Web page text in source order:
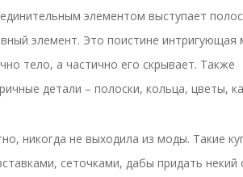
элементом выступает
элемент. Это поистине интригующая
тело, а частично его скрывает. Также
детали – полоски, кольца, цветы,
никогда не выходила из моды. Такие
сеточками, дабы придать некий